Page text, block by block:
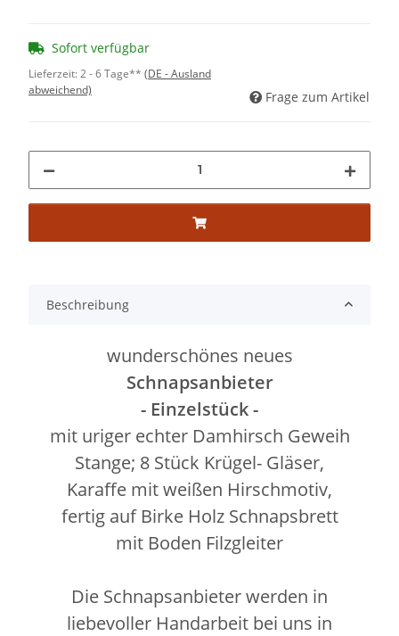
Sofort verfügbar
Lieferzeit:2 - 6 Tage** (DE - Ausland
abweichend)
Frage zum Artikel
Beschreibung
wunderschönes neues
Schnapsanbieter
- Einzelstück -
mit uriger echter Damhirsch Geweih
Stange; 8 Stück Krügel- Gläser,
Karaffe mit weißen Hirschmotiv,
fertig auf Birke Holz Schnapsbrett
mit Boden Filzgleiter
Die Schnapsanbieter werden in
liebevoller Handarbeit bei uns in